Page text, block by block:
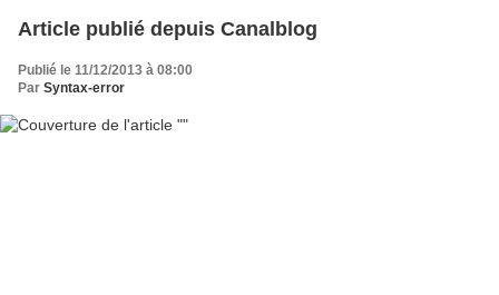
Article publié depuis Canalblog
Publié le 11/12/2013 à 08:00
Par Syntax-error